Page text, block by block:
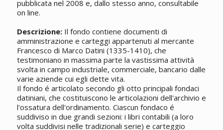
pubblicata nel 2008 e, dallo stesso anno, consultabile
on line.
Descrizione:Il fondo contiene documenti di
amministrazione e carteggi appartenuti al mercante
Francesco di Marco Datini (1335-1410), che
testimoniano in massima parte la vastissima attività
svolta in campo industriale, commerciale, bancario dalle
varie aziende cui egli dette vita.
Il fondo é articolato secondo gli otto principali fondaci
datiniani, che costituiscono le articolazioni dell'archivio e
l'ossatura dell'ordinamento. Ciascun fondaco é
suddiviso in due grandi sezioni: i libri contabili (a loro
volta suddivisi nelle tradizionali serie) e carteggio